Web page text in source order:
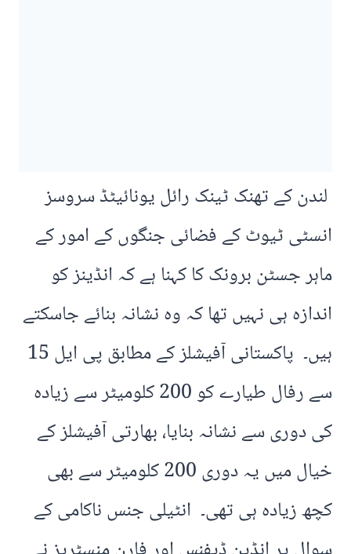
لندن کے تھنک ٹینک رائل یونائیٹڈ سروسز
انسٹی ٹیوٹ کے فضائی جنگوں کے امور کے
ماہر جسٹن برونک کا کہنا ہے کہ انڈینز کو
اندازہ ہی نہیں تھا کہ وہ نشانہ بنائے جاسکتے
ہیں۔ پاکستانی آفیشلز کے مطابق پی ایل 15
سے رفال طیارے کو 200 کلومیٹر سے زیادہ
کی دوری سے نشانہ بنایا، بھارتی آفیشلز کے
خیال میں یہ دوری 200 کلومیٹر سے بھی
کچھ زیادہ ہی تھی۔ انٹیلی جنس ناکامی کے